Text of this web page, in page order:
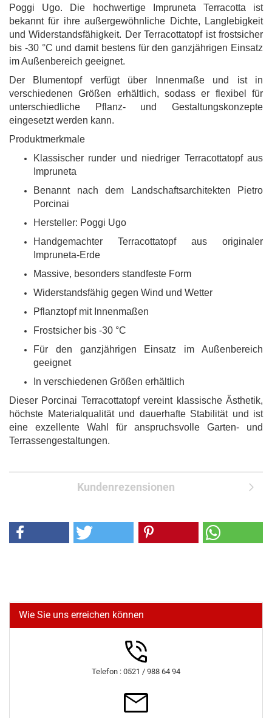
Poggi Ugo. Die hochwertige Impruneta Terracotta ist
bekannt für ihre außergewöhnliche Dichte, Langlebigkeit
und Widerstandsfähigkeit. Der Terracottatopf ist frostsicher
bis -30 °C und damit bestens für den ganzjährigen Einsatz
im Außenbereich geeignet.
Der Blumentopf verfügt über Innenmaße und ist in
verschiedenen Größen erhältlich, sodass er flexibel für
unterschiedliche Pflanz- und Gestaltungskonzepte
eingesetzt werden kann.
Produktmerkmale
Klassischer runder und niedriger Terracottatopf aus
Impruneta
Benannt nach dem Landschaftsarchitekten Pietro
Porcinai
Hersteller: Poggi Ugo
Handgemachter Terracottatopf aus originaler
Impruneta-Erde
Massive, besonders standfeste Form
Widerstandsfähig gegen Wind und Wetter
Pflanztopf mit Innenmaßen
Frostsicher bis -30 °C
Für den ganzjährigen Einsatz im Außenbereich
geeignet
In verschiedenen Größen erhältlich
Dieser Porcinai Terracottatopf vereint klassische Ästhetik,
höchste Materialqualität und dauerhafte Stabilität und ist
eine exzellente Wahl für anspruchsvolle Garten- und
Terrassengestaltungen.
Kundenrezensionen
Wie Sie uns erreichen können
Telefon : 0521 / 988 64 94